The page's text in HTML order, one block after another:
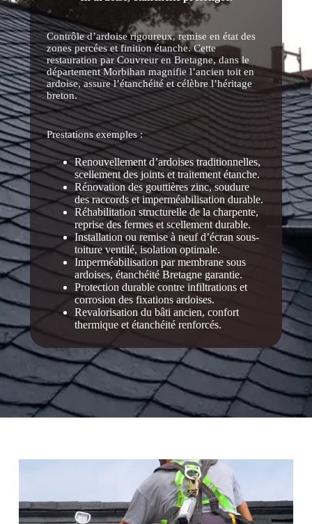
Contrôle d’ardoise rigoureux, remise en état des
zones percées et finition étanche. Cette
restauration par Couvreur en Bretagne, dans le
département Morbihan magnifie l’ancien toit en
ardoise, assure l’étanchéité et célèbre l’héritage
breton.
Prestations exemples :
Renouvellement d’ardoises traditionnelles,
scellement des joints et traitement étanche.
Rénovation des gouttières zinc, soudure
des raccords et imperméabilisation durable.
Réhabilitation structurelle de la charpente,
reprise des fermes et scellement durable.
Installation ou remise à neuf d’écran sous-
toiture ventilé, isolation optimale.
Imperméabilisation par membrane sous
ardoises, étanchéité Bretagne garantie.
Protection durable contre infiltrations et
corrosion des fixations ardoises.
Revalorisation du bâti ancien, confort
thermique et étanchéité renforcés.